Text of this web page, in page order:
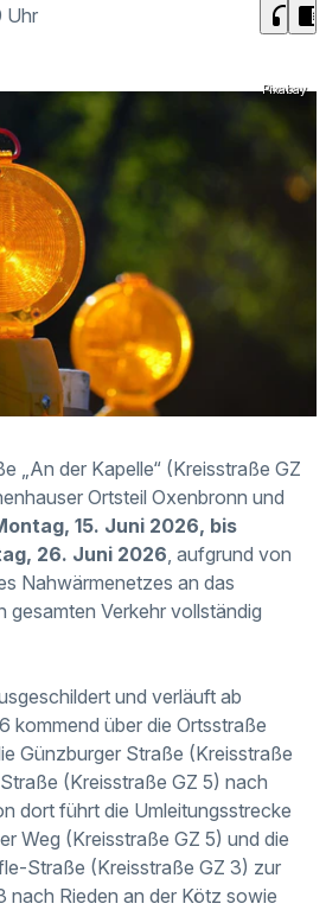
Uhr headphones chrome_reader_mode
Pixabay
„An der Kapelle“ (Kreisstraße GZ
Ortsteil Oxenbronn und
15. Juni 2026, bis
26. Juni 2026, aufgrund von
Nahwärmenetzes an das
gesamten Verkehr vollständig
und verläuft ab
kommend über die Ortsstraße
Günzburger Straße (Kreisstraße
(Kreisstraße GZ 5) nach
dort führt die Umleitungsstrecke
Weg (Kreisstraße GZ 5) und die
Straße (Kreisstraße GZ 3) zur
nach Rieden an der Kötz sowie